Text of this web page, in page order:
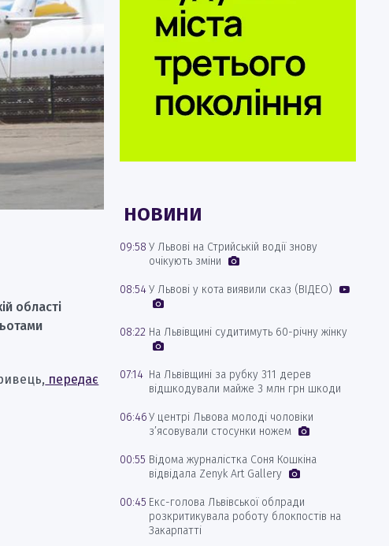
області
передає
НОВИНИ
09:58 У Львові на Стрийській водії знову
очікують зміни
08:54У Львові у кота виявили сказ (ВІДЕО)
08:22 На Львівщині судитимуть 60-річну жінку
07:14 На Львівщині за рубку 311 дерев
відшкодували майже 3 млн грн шкоди
06:46У центрі Львова молоді чоловіки
з’ясовували стосунки ножем
00:55 Відома журналістка Соня Кошкіна
відвідала Zenyk Art Gallery
00:45 Екс-голова Львівської облради
розкритикувала роботу блокпостів на
Закарпатті